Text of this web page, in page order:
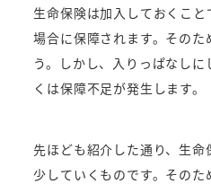
生命保険は加入しておくこ
場合に保障されます。そのた
う。しかし、入りっぱなし
くは保障不足が発生します。
先ほども紹介した通り、生
少していくものです。その